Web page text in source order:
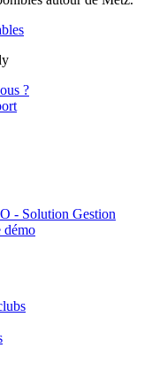
?
- Solution Gestion
démo